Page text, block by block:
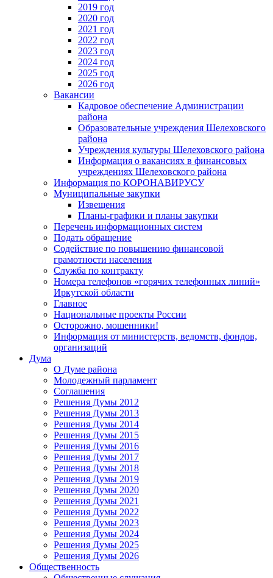
2019 год
2020 год
2021 год
2022 год
2023 год
2024 год
2025 год
2026 год
Вакансии
Кадровое обеспечение Администрации
района
Образовательные учреждения Шелеховского
района
Учреждения культуры Шелеховского района
Информация о вакансиях в финансовых
учреждениях Шелеховского района
Информация по КОРОНАВИРУСУ
Муниципальные закупки
Извещения
Планы-графики и планы закупки
Перечень информационных систем
Подать обращение
Содействие по повышению финансовой
грамотности населения
Служба по контракту
Номера телефонов «горячих телефонных линий»
Иркутской области
Главное
Национальные проекты России
Осторожно, мошенники!
Информация от министерств, ведомств, фондов,
организаций
Дума
О Думе района
Молодежный парламент
Соглашения
Решения Думы 2012
Решения Думы 2013
Решения Думы 2014
Решения Думы 2015
Решения Думы 2016
Решения Думы 2017
Решения Думы 2018
Решения Думы 2019
Решения Думы 2020
Решения Думы 2021
Решения Думы 2022
Решения Думы 2023
Решения Думы 2024
Решения Думы 2025
Решения Думы 2026
Общественность